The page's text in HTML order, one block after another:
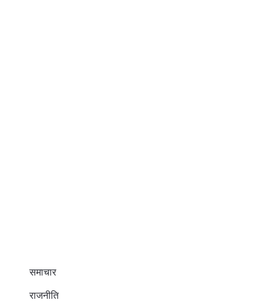
समाचार
राजनीति